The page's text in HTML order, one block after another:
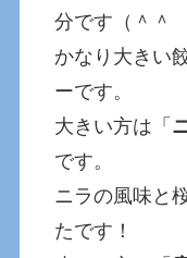
分です（＾＾
かなり大きい
ーです。
大きい方は「
です。
ニラの風味と
たです！